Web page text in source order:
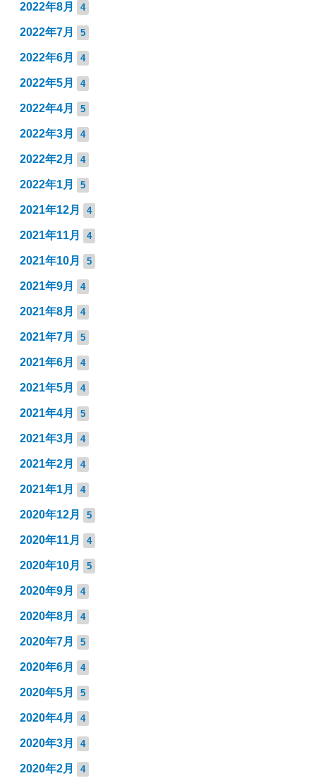
2022年8月 4
2022年7月 5
2022年6月 4
2022年5月 4
2022年4月 5
2022年3月 4
2022年2月 4
2022年1月 5
2021年12月 4
2021年11月 4
2021年10月 5
2021年9月 4
2021年8月 4
2021年7月 5
2021年6月 4
2021年5月 4
2021年4月 5
2021年3月 4
2021年2月 4
2021年1月 4
2020年12月 5
2020年11月 4
2020年10月 5
2020年9月 4
2020年8月 4
2020年7月 5
2020年6月 4
2020年5月 5
2020年4月 4
2020年3月 4
2020年2月 4